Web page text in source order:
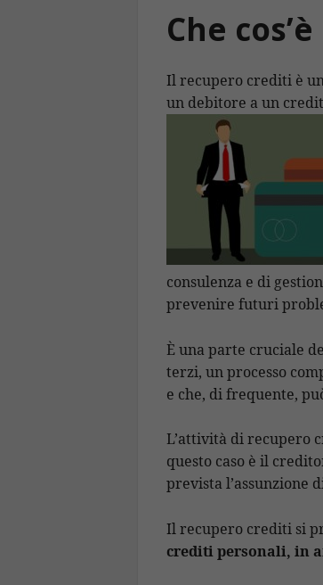
Che
Il recupero crediti è
un debitore a un
consulenza e di
prevenire futuri
È una parte cruciale
terzi, un processo
e che, di frequente,
L’attività di recupero
questo caso è il
prevista l’assunzione
Il recupero crediti si
crediti personali, in